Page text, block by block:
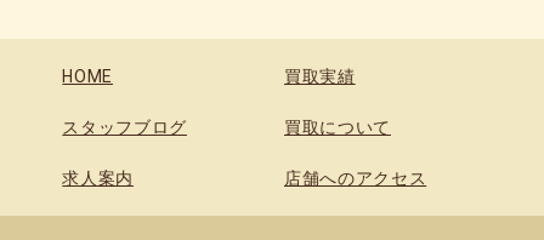
HOME 買取実績
スタッフブログ 買取について
求人案内 店舗へのアクセス